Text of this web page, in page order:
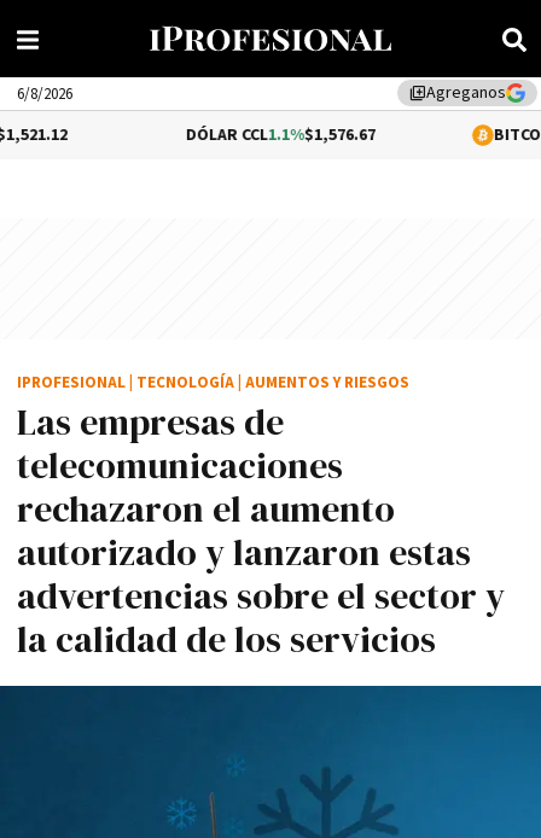
library_addAgreganos
6/8/2026
1.1%$1,576.67 0.26%
Las empresas de
telecomunicaciones
rechazaron el aumento
autorizado y lanzaron estas
advertencias sobre el sector y
la calidad de los servicios
IPROFESIONAL TECNOLOGÍA AUMENTOS Y RIESGOS